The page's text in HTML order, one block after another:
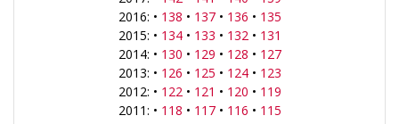
2016: • 138 • 137• 136 • 135
2015: • 134• 133 • 132• 131
2014: • 130 • 129 • 128 • 127
2013: • 126 • 125 • 124• 123
2012: • 122• 121 • 120 • 119
2011: • 118 • 117• 116 • 115